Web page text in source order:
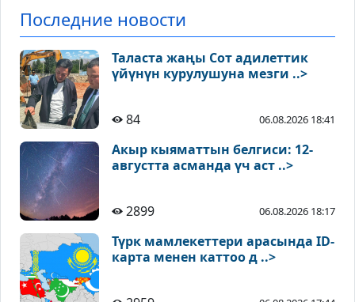
Последние новости
Таласта жаңы Сот адилеттик
үйүнүн курулушуна мезги ..>
84 06.08.2026 18:41
Акыр кыяматтын белгиси: 12-
августта асманда үч аст ..>
2899 06.08.2026 18:17
Түрк мамлекеттери арасында ID-
карта менен каттоо д ..>